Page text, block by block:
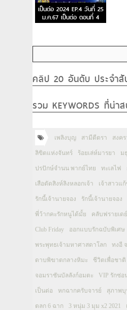
เป็นต่อ 2024 EP.4 วันที่ 25
ม.ค.67 เป็นต่อ ตอนที่ 4
คลิป 20 อันดับ ประจำสั
รวม KEYWORDS ที่น่า
เพลิงบุญ สามีตีตรา สงค
ลิขิตแห่งจันทร์ ร้อยเล่ห์มารยา ม
ปรปักษ์จำนน พากย์ไทย ทะเลไฟ
เสือตัดสิงห์ลิงหลอกเจ้า เจ้าสาวแ
รักนี้เจ้านายจอง รักนี้เจ้านายจอง
พี่ว้ากคะรักหนูได้มั้ย คลับฟรายเดย์
Club Friday ออกแบบรักฉบับพิเศษ
พระพุทธเจ้ามหาศาสดาโลก ทงอี
ดาบพิฆาตกลางหิมะ ชีวิตเพื่อชาติ
จอมราชันบัลลังก์อมตะ VIP รักซ่อ
เป็นต่อ หกฉากครับจารย์ สุภาพบุ
ตลก 6 ฉาก 3 หนุ่ม 3 มุม x2 2021